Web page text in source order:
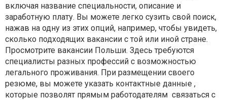
включая название специальности, описание и
заработную плату. Вы можете легко сузить свой поиск,
нажав на одну из этих опций, например, чтобы увидеть,
сколько подходящих вакансии с той или иной стране.
Просмотрите вакансии Польши. Здесь требуются
специалисты разных профессий с возможностью
легального проживания. При размещении своего
резюме, вы можете указать контактные данные ,
которые позволят прямым работодателям связаться с